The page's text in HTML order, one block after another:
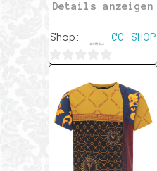
Details anzeigen
Shop: CC SHOP
0
von